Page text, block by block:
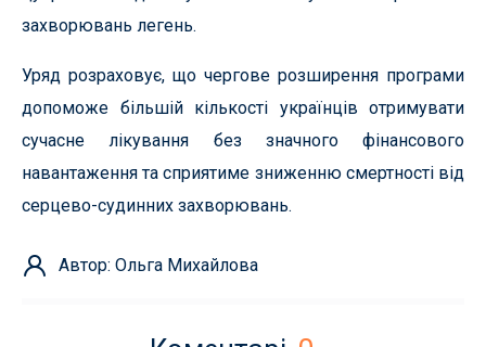
захворювань легень.
Уряд розраховує, що чергове розширення програми
допоможе більшій кількості українців отримувати
сучасне лікування без значного фінансового
навантаження та сприятиме зниженню смертності від
серцево-судинних захворювань.
Автор: Ольга Михайлова